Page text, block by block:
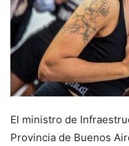
El ministro de
Provincia de Buenos